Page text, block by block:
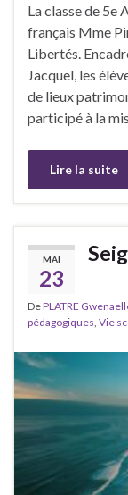
La classe de 5e
français Mme
Libertés.
Jacquel, les
de lieux
participé à la
Lire la suite
MAI
23
DePLATRE
pédagogiques Vie